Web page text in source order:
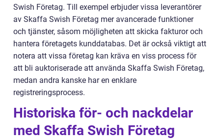
Swish Företag. Till exempel erbjuder vissa leverantörer
av Skaffa Swish Företag mer avancerade funktioner
och tjänster, såsom möjligheten att skicka fakturor och
hantera företagets kunddatabas. Det är också viktigt att
notera att vissa företag kan kräva en viss process för
att bli auktoriserade att använda Skaffa Swish Företag,
medan andra kanske har en enklare
registreringsprocess.
Historiska för- och nackdelar
med Skaffa Swish Företag